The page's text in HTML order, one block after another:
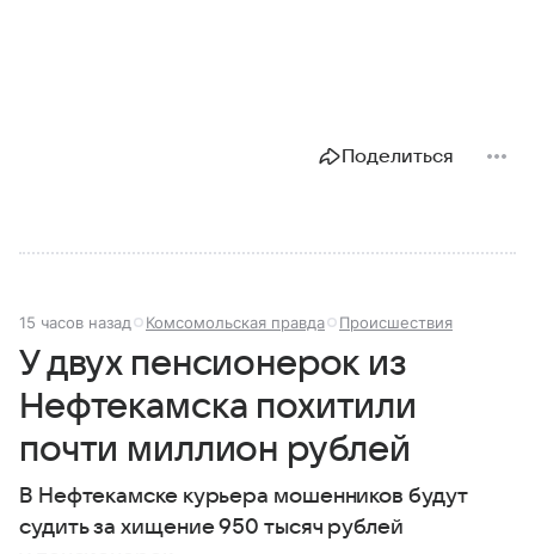
Поделиться
15 часов назад Комсомольская правда Происшествия
У двух пенсионерок из
Нефтекамска похитили
почти миллион рублей
В Нефтекамске курьера мошенников будут
судить за хищение 950 тысяч рублей